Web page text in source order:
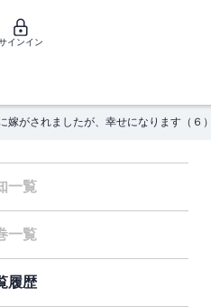
インイン
嫁がされましたが、幸せになります（６）
一覧
一覧
履歴